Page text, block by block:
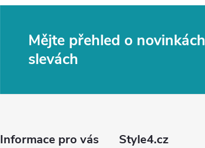
Mějte přehled o novinkách
slevách
Informace pro vás Style4.cz